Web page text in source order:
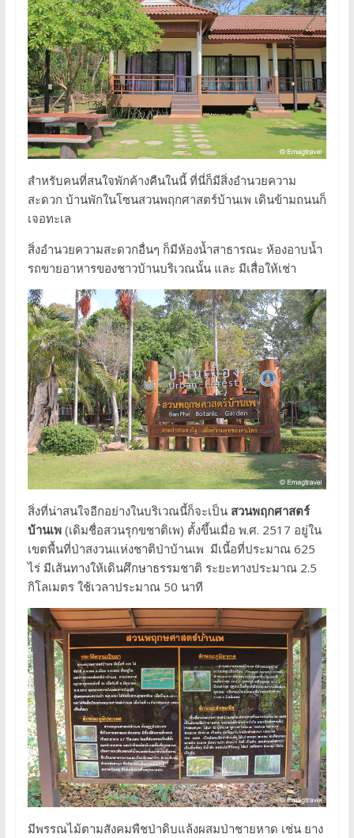
สำหรับคนที่สนใจพักค้างคืนในนี้ ที่นี่ก็มีสิ่งอำนวยความ
สะดวก บ้านพักในโซนสวนพฤกศาสตร์บ้านเพ เดินข้ามถนนก็
เจอทะเล
สิ่งอำนวยความสะดวกอื่นๆ ก็มีห้องน้ำสาธารณะ ห้องอาบน้ำ
รถขายอาหารของชาวบ้านบริเวณนั้น และ มีเสื่อให้เช่า
สิ่งที่น่าสนใจอีกอย่างในบริเวณนี้ก็จะเป็น สวนพฤกศาสตร์
บ้านเพ(เดิมชื่อสวนรุกขชาติเพ) ตั้งขึ้นเมื่อ พ.ศ. 2517 อยู่ใน
เขตพื้นที่ป่าสงวนแห่งชาติป่าบ้านเพ มีเนี้อที่ประมาณ 625
ไร่ มีเส้นทางให้เดินศึกษาธรรมชาติ ระยะทางประมาณ 2.5
กิโลเมตร ใช้เวลาประมาณ 50 นาที
มีพรรณไม้ตามสังคมพืชป่าดิบแล้งผสมป่าชายหาด เช่น ยาง